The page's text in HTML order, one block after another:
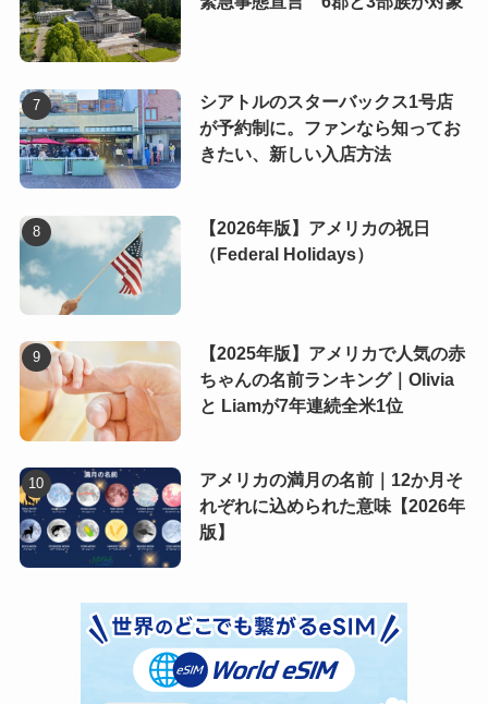
シアトルのスターバックス1号店
が予約制に。ファンなら知ってお
きたい、新しい入店方法
【2026年版】アメリカの祝日
（Federal Holidays）
【2025年版】アメリカで人気の赤
ちゃんの名前ランキング｜Olivia
と Liamが7年連続全米1位
アメリカの満月の名前｜12か月そ
れぞれに込められた意味【2026年
版】